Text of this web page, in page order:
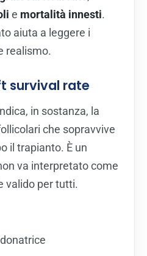
e mortalità innesti.
aiuta a leggere i
realismo.
survival rate
in sostanza, la
che sopravvive
il trapianto. È un
va interpretato come
valido per tutti.